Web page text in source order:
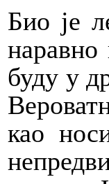
Био је
буду у
као